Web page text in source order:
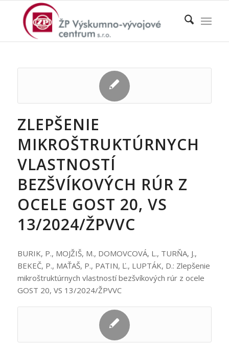
ZLEPŠENIE
MIKROŠTRUKTÚRNYCH
VLASTNOSTÍ
BEZŠVÍKOVÝCH RÚR Z
OCELE GOST 20, VS
13/2024/ŽPVVC
BURIK, P., MOJŽIŠ, M., DOMOVCOVÁ, L., TURŇA, J.,
BEKEČ, P., MAŤAŠ, P., PATIN, Ľ., LUPTÁK, D.: Zlepšenie
mikroštruktúrnych vlastností bezšvíkových rúr z ocele
GOST 20, VS 13/2024/ŽPVVC